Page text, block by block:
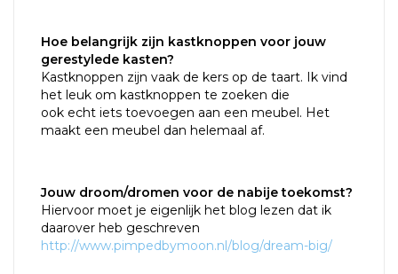
Hoe belangrijk zijn kastknoppen voor jouw
gerestylede kasten?
Kastknoppen zijn vaak de kers op de taart. Ik vind
het leuk om kastknoppen te zoeken die
ook echt iets toevoegen aan een meubel. Het
maakt een meubel dan helemaal af.
Jouw droom/dromen voor de nabije toekomst?
Hiervoor moet je eigenlijk het blog lezen dat ik
daarover heb geschreven
http://www.pimpedbymoon.nl/blog/dream-big/